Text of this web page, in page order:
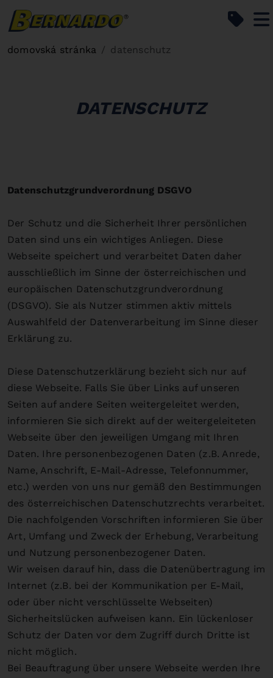
domovská stránka datenschutz
DATENSCHUTZ
Datenschutzgrundverordnung DSGVO
Der Schutz und die Sicherheit Ihrer persönlichen
Daten sind uns ein wichtiges Anliegen. Diese
Webseite speichert und verarbeitet Daten daher
ausschließlich im Sinne der österreichischen und
europäischen Datenschutzgrundverordnung
(DSGVO). Sie als Nutzer stimmen aktiv mittels
Auswahlfeld der Datenverarbeitung im Sinne dieser
Erklärung zu.
Diese Datenschutzerklärung bezieht sich nur auf
diese Webseite. Falls Sie über Links auf unseren
Seiten auf andere Seiten weitergeleitet werden,
informieren Sie sich direkt auf der weitergeleiteten
Webseite über den jeweiligen Umgang mit Ihren
Daten. Ihre personenbezogenen Daten (z.B. Anrede,
Name, Anschrift, E-Mail-Adresse, Telefonnummer,
etc.) werden von uns nur gemäß den Bestimmungen
des österreichischen Datenschutzrechts verarbeitet.
Die nachfolgenden Vorschriften informieren Sie über
Art, Umfang und Zweck der Erhebung, Verarbeitung
und Nutzung personenbezogener Daten.
Wir weisen darauf hin, dass die Datenübertragung im
Internet (z.B. bei der Kommunikation per E-Mail,
oder über nicht verschlüsselte Webseiten)
Sicherheitslücken aufweisen kann. Ein lückenloser
Schutz der Daten vor dem Zugriff durch Dritte ist
nicht möglich.
Bei Beauftragung über unsere Webseite werden Ihre